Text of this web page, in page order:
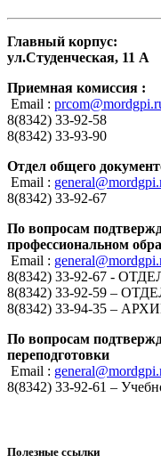
Главный корпус:
ул.Студенческая, 11 А
Приемная комиссия :
Email :
8(8342) 33-92-58
8(8342) 33-93-90
Отдел общего
Email :
8(8342) 33-92-67
По вопросам
профессиональном
Email :
8(8342) 33-92-67 -
8(8342) 33-92-59 –
8(8342) 33-94-35 –
По вопросам
переподготовки
Email :
8(8342) 33-92-61 –
Полезные ссылки